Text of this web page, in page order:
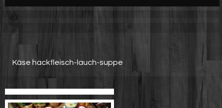
Käse hackfleisch-lauch-suppe